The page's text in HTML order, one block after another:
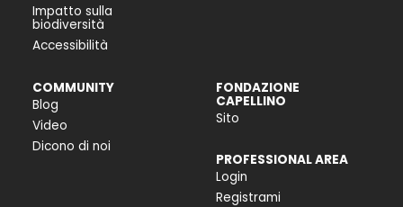
Impatto sulla
biodiversità
Accessibilità
COMMUNITY
Blog
Video
Dicono di noi
FONDAZIONE
CAPELLINO
Sito
PROFESSIONAL AREA
Login
Registrami